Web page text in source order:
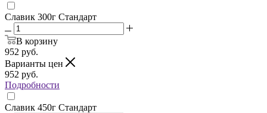
Славик 300г Стандарт
В корзину
952 руб.
Варианты цен
952 руб.
Подробности
Славик 450г Стандарт